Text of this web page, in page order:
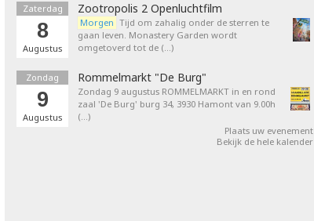
Zaterdag
8
Augustus
Zootropolis 2 Openluchtfilm
Morgen Tijd om zahalig onder de sterren te
gaan leven. Monastery Garden wordt
omgetoverd tot de (…)
Zondag
9
Augustus
Rommelmarkt "De Burg"
Zondag 9 augustus ROMMELMARKT in en rond
zaal 'De Burg' burg 34, 3930 Hamont van 9.00h
(…)
Plaats uw evenement
Bekijk de hele kalender